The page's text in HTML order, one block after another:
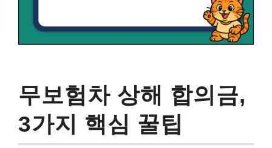
무보험차 상해 합의금,
3가지 핵심 꿀팁